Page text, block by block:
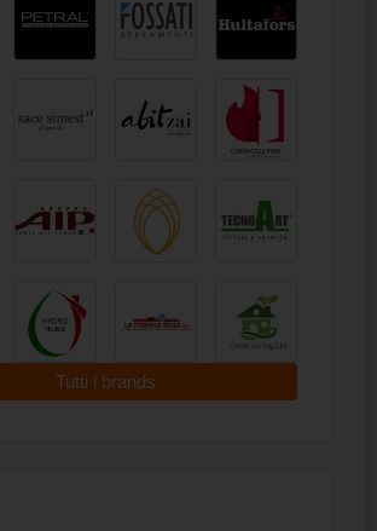
Tutti i brands